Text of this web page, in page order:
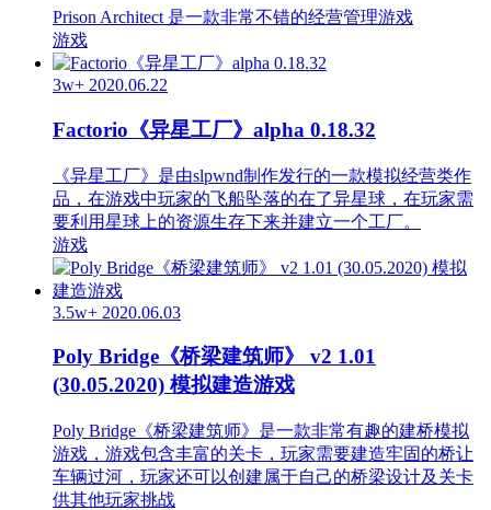
Prison Architect 是一款非常不错的经营管理游戏
游戏
3w+ 2020.06.22
Factorio《异星工厂》alpha 0.18.32
《异星工厂》是由slpwnd制作发行的一款模拟经营类作
品，在游戏中玩家的飞船坠落的在了异星球，在玩家需
要利用星球上的资源生存下来并建立一个工厂。
游戏
3.5w+ 2020.06.03
Poly Bridge《桥梁建筑师》 v2 1.01
(30.05.2020) 模拟建造游戏
Poly Bridge《桥梁建筑师》是一款非常有趣的建桥模拟
游戏，游戏包含丰富的关卡，玩家需要建造牢固的桥让
车辆过河，玩家还可以创建属于自己的桥梁设计及关卡
供其他玩家挑战